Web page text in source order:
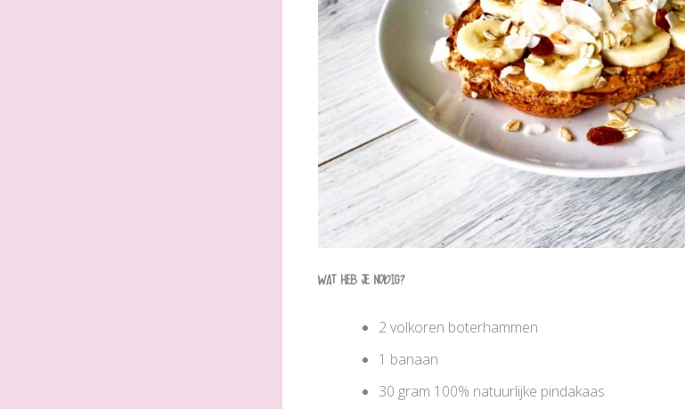
Wat heb je nodig?
2 volkoren boterhammen
1 banaan
30 gram 100% natuurlijke pindakaas